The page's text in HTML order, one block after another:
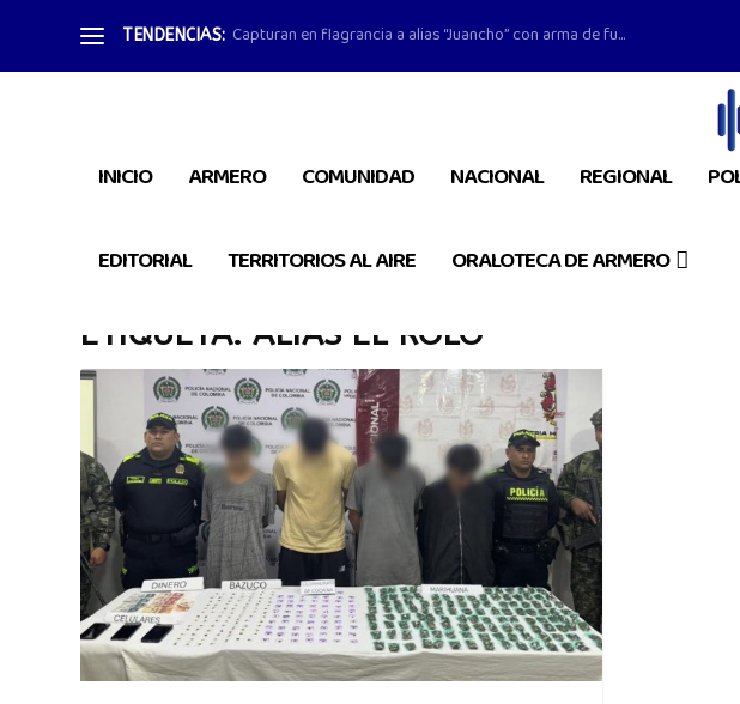
TENDENCIAS: Capturan en flagrancia a alias “Juancho” con arma de fu...
INICIO ARMERO COMUNIDAD NACIONAL REGIONAL
EDITORIAL TERRITORIOS AL AIRE ORALOTECA DE ARMERO
ETIQUETA:ALIAS EL ROLO